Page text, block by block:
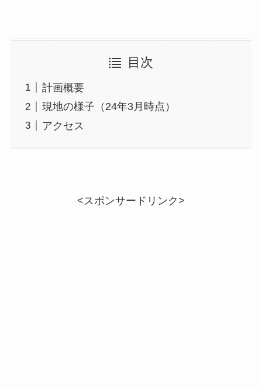
目次
計画概要
現地の様子（24年3月時点）
アクセス
<スポンサードリンク>